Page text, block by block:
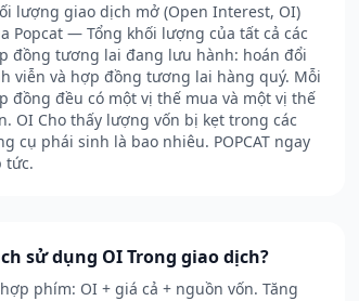
lượng giao dịch mở (Open Interest, OI)
Popcat — Tổng khối lượng của tất cả các
đồng tương lai đang lưu hành: hoán đổi
viễn và hợp đồng tương lai hàng quý. Mỗi
đồng đều có một vị thế mua và một vị thế
OI Cho thấy lượng vốn bị kẹt trong các
cụ phái sinh là bao nhiêu. POPCAT ngay
tức.
sử dụng OI Trong giao dịch?
phím: OI + giá cả + nguồn vốn. Tăng